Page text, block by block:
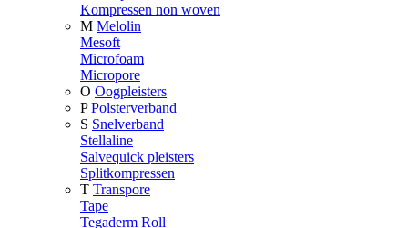
Kompressen non woven
M Melolin
Mesoft
Microfoam
Micropore
O Oogpleisters
P Polsterverband
S Snelverband
Stellaline
Salvequick pleisters
Splitkompressen
T Transpore
Tape
Tegaderm Roll